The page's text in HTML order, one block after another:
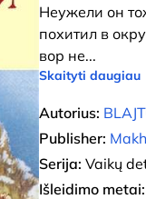
Неужели он
похитил в
вор не...
Skaityti daugiau
Autorius:
Publisher:
Serija: Vaikų
Išleidimo metai: